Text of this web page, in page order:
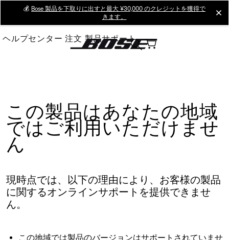
Main
💰 Bose 製品を下取りに出すと最大 ¥30,000 のクレジットを獲得で
きます。
ヘルプセンター 注文 製品サポート
この製品はあなたの地域
ではご利用いただけませ
ん
現時点では、以下の理由により、お客様の製品
に関するオンラインサポートを提供できませ
ん。
この地域では製品のバージョンはサポートされていませ